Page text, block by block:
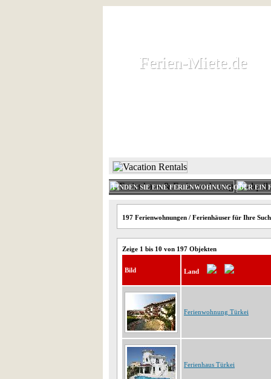
Ferien-Miete.de
Ferien-Miete.de
FINDEN SIE EINE FERIENWOHNUNG ODER EIN
197 Ferienwohnungen / Ferienhäuser für Ihre
Zeige 1 bis 10 von 197 Objekten
Bild Land
Ferienwohnung Türkei
Ferienhaus Türkei